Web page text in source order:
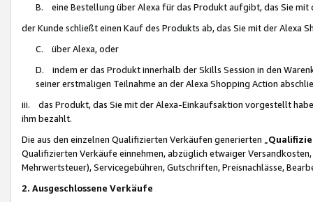
B. eine Bestellung über Alexa für das Produkt aufgibt, das Sie mit
der Kunde schließt einen Kauf des Produkts ab, das Sie mit der Alexa
C. über Alexa, oder
D. indem er das Produkt innerhalb der Skills Session in den
seiner erstmaligen Teilnahme an der Alexa Shopping Action
iii. das Produkt, das Sie mit der Alexa-Einkaufsaktion vorgestellt
ihm bezahlt.
Die aus den einzelnen Qualifizierten Verkäufen generierten „
Qualifizierten Verkäufe einnehmen, abzüglich etwaiger
Mehrwertsteuer), Servicegebühren, Gutschriften, Preisnachlässe,
2. Ausgeschlossene Verkäufe